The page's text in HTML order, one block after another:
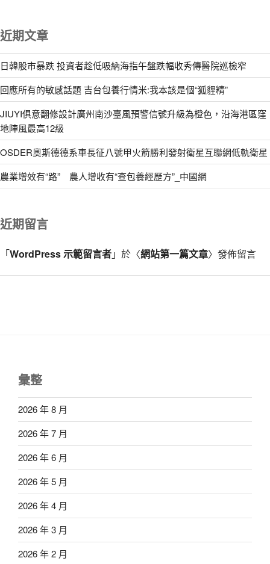
近期文章
日韓股市暴跌 投資者趁低吸納海指午盤跌幅收秀傳醫院巡檢窄
回應所有的敏感話題 吉台包養行情米:我本該是個“狐貍精”
JIUYI俱意翻修設計廣州南沙臺風預警信號升級為橙色，沿海港區窪
地陣風最高12級
OSDER奧斯德德系車長征八號甲火箭勝利發射衛星互聯網低軌衛星
農業增效有“路” 農人增收有“查包養經歷方”_中國網
近期留言
「WordPress 示範留言者」於〈網站第一篇文章〉發佈留言
彙整
2026 年 8 月
2026 年 7 月
2026 年 6 月
2026 年 5 月
2026 年 4 月
2026 年 3 月
2026 年 2 月